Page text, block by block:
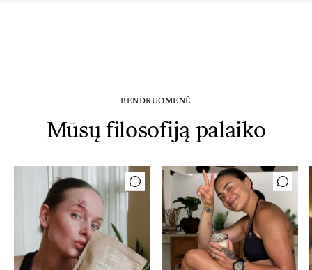
BENDRUOMENĖ
Mūsų filosofiją palaiko